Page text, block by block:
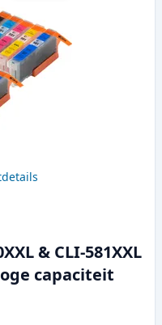
& CLI-581XXL
capaciteit